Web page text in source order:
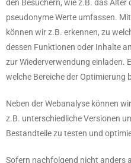
den Besuchern, wie z.B. das Alter
pseudonyme Werte umfassen.
können wir z.B. erkennen, zu
dessen Funktionen oder Inhalte
zur Wiederverwendung einladen.
welche Bereiche der Optimierung
Neben der Webanalyse können
z.B. unterschiedliche Versionen
Bestandteile zu testen und
Sofern nachfolgend nicht anders